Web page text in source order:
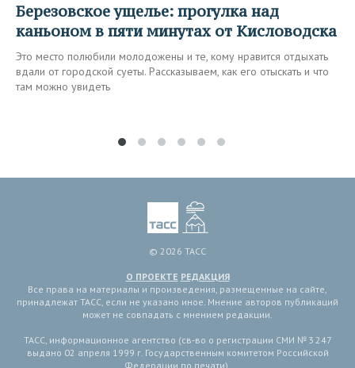
Березовское ущелье: прогулка над
каньоном в пяти минутах от Кисловодска
Это место полюбили молодожены и те, кому нравится отдыхать
вдали от городской суеты. Рассказываем, как его отыскать и что
там можно увидеть
© 2026 ТАСС
О ПРОЕКТЕ РЕДАКЦИЯ
Все права на материалы и произведения, размещенные на сайте,
принадлежат ТАСС, если не указано иное. Мнение авторов публикаций
может не совпадать с мнением редакции.
ТАСС, информационное агентство (св-во о регистрации СМИ № 3 247
выдано 02 апреля 1999 г. Государственным комитетом Российской
Федерации по печати).